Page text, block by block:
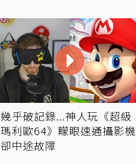
幾乎破記錄...神人玩《超級
瑪利歐64》矇眼速通攝影機
卻中途故障